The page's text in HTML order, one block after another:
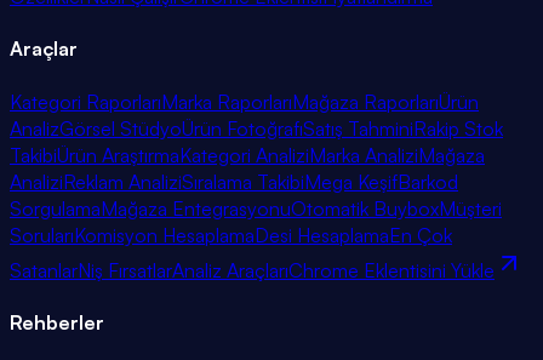
Araçlar
Kategori RaporlarıMarka RaporlarıMağaza RaporlarıÜrün
AnalizGörsel StüdyoÜrün FotoğrafıSatış TahminiRakip Stok
TakibiÜrün AraştırmaKategori AnaliziMarka AnaliziMağaza
AnaliziReklam AnaliziSıralama TakibiMega KeşifBarkod
SorgulamaMağaza EntegrasyonuOtomatik BuyboxMüşteri
SorularıKomisyon HesaplamaDesi HesaplamaEn Çok
SatanlarNiş FırsatlarAnaliz AraçlarıChrome Eklentisini Yükle
Rehberler